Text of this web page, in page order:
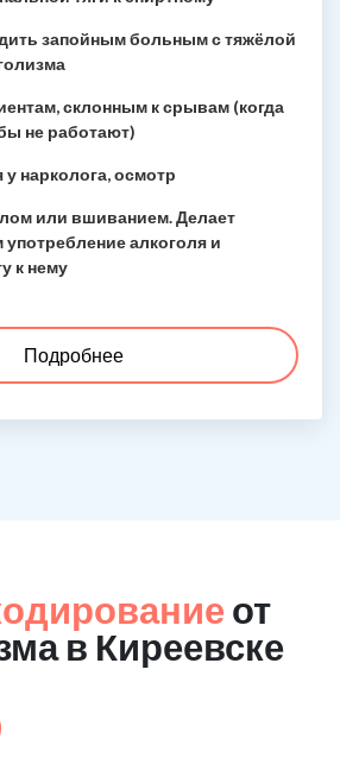
запойным больным с тяжёлой
склонным к срывам (когда
не работают)
у нарколога, осмотр
или вшиванием. Делает
алкоголя и
к нему
Подробнее
от
в Киреевске